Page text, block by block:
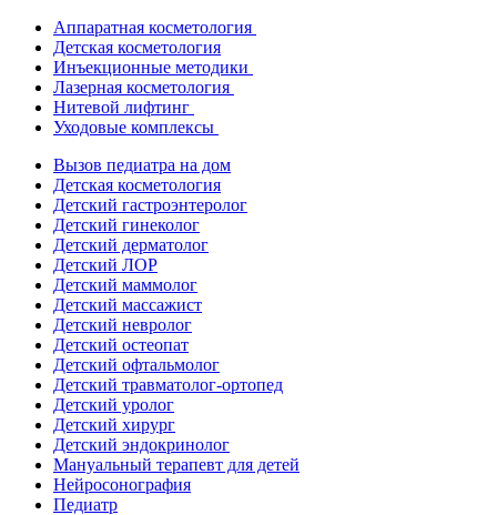
Аппаратная косметология
Детская косметология
Инъекционные методики
Лазерная косметология
Нитевой лифтинг
Уходовые комплексы
Вызов педиатра на дом
Детская косметология
Детский гастроэнтеролог
Детский гинеколог
Детский дерматолог
Детский ЛОР
Детский маммолог
Детский массажист
Детский невролог
Детский остеопат
Детский офтальмолог
Детский травматолог-ортопед
Детский уролог
Детский хирург
Детский эндокринолог
Мануальный терапевт для детей
Нейросонография
Педиатр